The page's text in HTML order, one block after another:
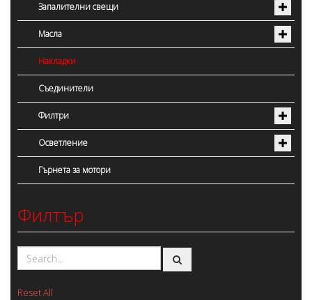
Запалителни свещи
Масла
Накладки
Съединители
Филтри
Осветление
Гърнета за мотори
Филтър
Reset All